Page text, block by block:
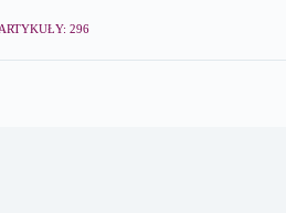
ARTYKUŁY: 296